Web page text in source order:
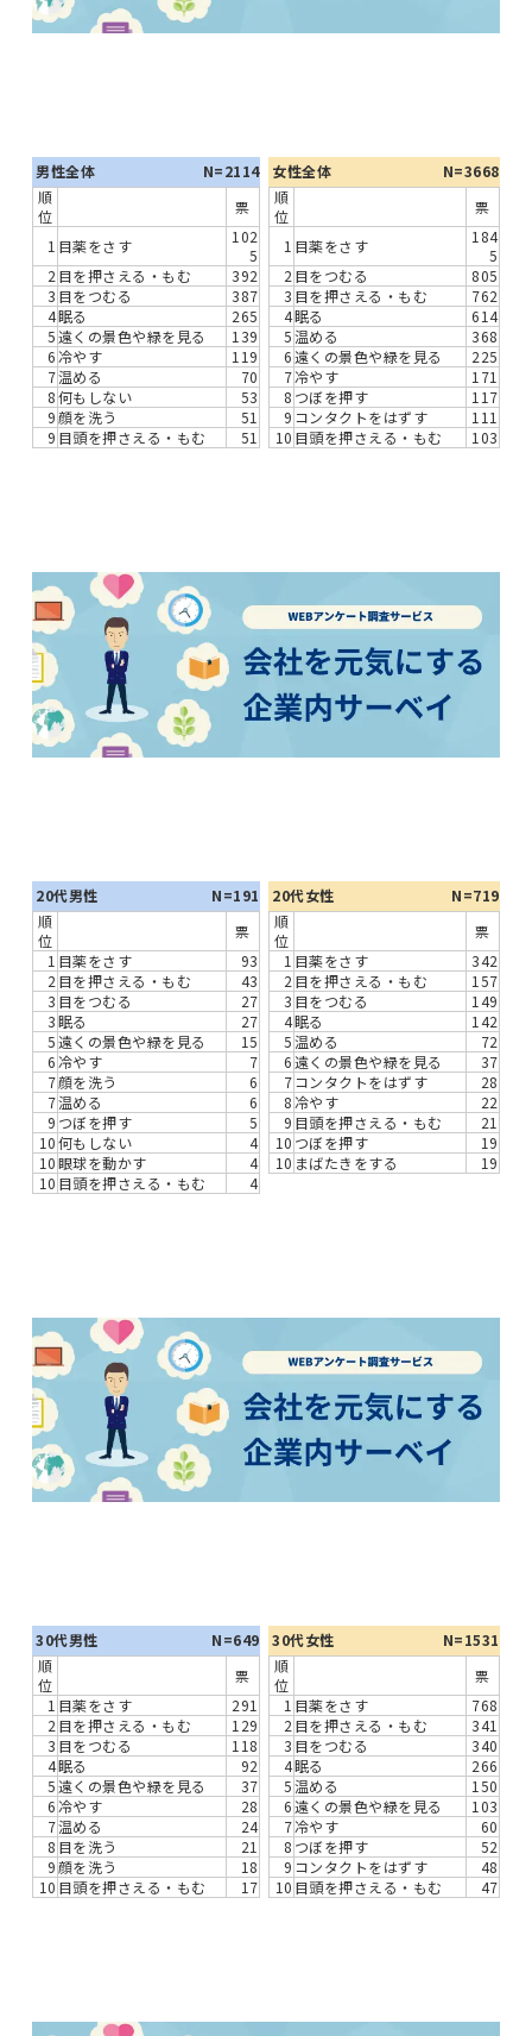
男性全体 N=2114 女性全体
N=3668
順
位
票
1 目薬をさす
102
5
2 目を押さえる・もむ
392
3 目をつむる
387
4眠る
265
5遠くの景色や緑を見る
139
6冷やす
119
7温める
70
8何もしない
53
9顔を洗う
51
9 目頭を押さえる・もむ 51
順
位
票
1 目薬をさす
184
5
2 目をつむる
805
3 目を押さえる・もむ
762
4眠る
614
5温める
368
6遠くの景色や緑を見る
225
7冷やす
171
8 つぼを押す
117
9 コンタクトをはずす
111
10 目頭を押さえる・もむ 103
20代男性 N=191 20代女性
N=719
順
位
票
1 目薬をさす
93
2 目を押さえる・もむ
43
3 目をつむる
27
3眠る
27
5遠くの景色や緑を見る
15
6冷やす
7
7顔を洗う
6
7温める
6
9 つぼを押す
5
10何もしない
4
10眼球を動かす
4
10 目頭を押さえる・もむ 4
順
位
票
1 目薬をさす
342
2 目を押さえる・もむ
157
3 目をつむる
149
4眠る
142
5温める
72
6遠くの景色や緑を見る
37
7コンタクトをはずす
28
8冷やす
22
9 目頭を押さえる・もむ
21
10 つぼを押す
19
10 まばたきをする 19
30代男性 N=649 30代女性
N=1531
順
位
票
1 目薬をさす
291
2 目を押さえる・もむ
129
3 目をつむる
118
4眠る
92
5遠くの景色や緑を見る
37
6冷やす
28
7温める
24
8 目を洗う
21
9顔を洗う
18
10 目頭を押さえる・もむ 17
順
位
票
1 目薬をさす
768
2 目を押さえる・もむ
341
3 目をつむる
340
4眠る
266
5温める
150
6遠くの景色や緑を見る
103
7冷やす
60
8 つぼを押す
52
9 コンタクトをはずす
48
10 目頭を押さえる・もむ 47